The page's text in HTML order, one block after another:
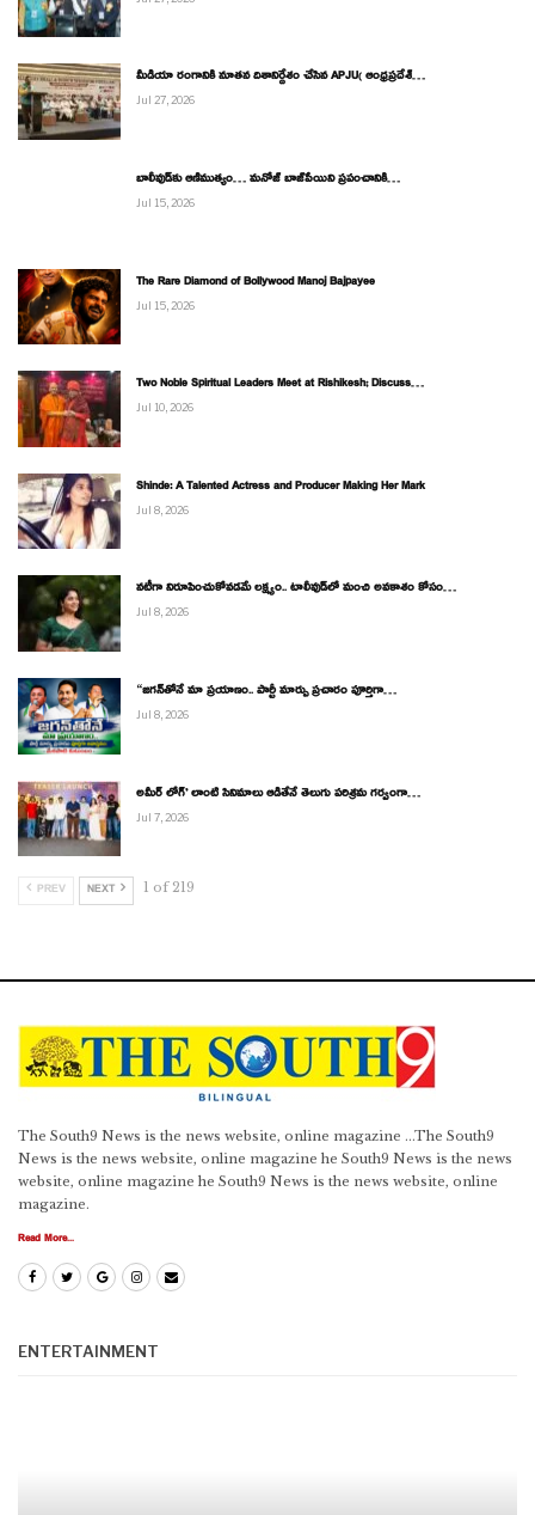
మీడియా రంగానికి నూతన దిశానిర్దేశం చేసిన APJU( ఆంధ్రప్రదేశ్…
Jul 27, 2026
బాలీవుడ్‌కు ఆణిముత్యం… మనోజ్ బాజ్‌పేయిని ప్రపంచానికి…
Jul 15, 2026
The Rare Diamond of Bollywood Manoj Bajpayee
Jul 15, 2026
Two Noble Spiritual Leaders Meet at Rishikesh; Discuss…
Jul 10, 2026
Shinde: A Talented Actress and Producer Making Her Mark
Jul 8, 2026
నటీగా నిరూపించుకోవడమే లక్ష్యం.. టాలీవుడ్‌లో మంచి అవకాశం కోసం…
Jul 8, 2026
“జగన్‌తోనే మా ప్రయాణం.. పార్టీ మార్పు ప్రచారం పూర్తిగా…
Jul 8, 2026
అమీర్ లోగ్’ లాంటి సినిమాలు ఆడితేనే తెలుగు పరిశ్రమ గర్వంగా…
Jul 7, 2026
PREV NEXT 1 of 219
The South9 News is the news website, online magazine ...The South9
News is the news website, online magazine he South9 News is the news
website, online magazine he South9 News is the news website, online
magazine.
Read More...
ENTERTAINMENT